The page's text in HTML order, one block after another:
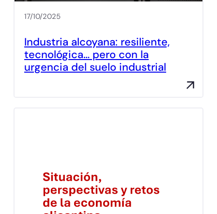
17/10/2025
Industria alcoyana: resiliente,
tecnológica… pero con la
urgencia del suelo industrial